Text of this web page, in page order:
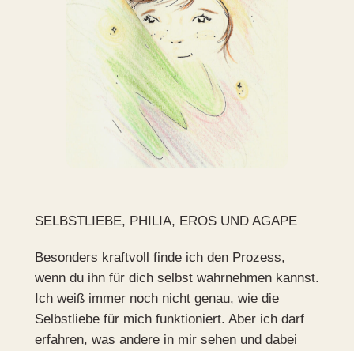
SELBSTLIEBE, PHILIA, EROS UND AGAPE
Besonders kraftvoll finde ich den Prozess,
wenn du ihn für dich selbst wahrnehmen kannst.
Ich weiß immer noch nicht genau, wie die
Selbstliebe für mich funktioniert. Aber ich darf
erfahren, was andere in mir sehen und dabei